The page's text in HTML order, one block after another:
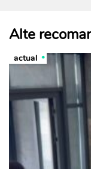
Alte
actual